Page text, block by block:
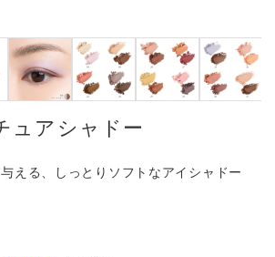
ュアシャドー
える、しっとりソフトなアイシャドー